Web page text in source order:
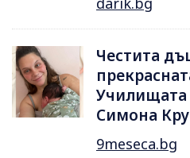
Честита
Училищата
Симона
9meseca.bg